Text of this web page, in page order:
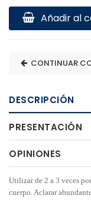
Añadir al
CONTINUAR
DESCRIPCIÓN
PRESENTACIÓN
OPINIONES
Utilizar de 2 a 3 veces
cuerpo. Aclarar